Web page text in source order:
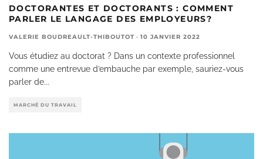
DOCTORANTES ET DOCTORANTS : COMMENT
PARLER LE LANGAGE DES EMPLOYEURS?
VALERIE BOUDREAULT-THIBOUTOT · 10 JANVIER 2022
Vous étudiez au doctorat ? Dans un contexte professionnel
comme une entrevue d’embauche par exemple, sauriez-vous
parler de...
MARCHÉ DU TRAVAIL